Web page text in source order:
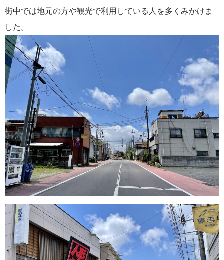
街中では地元の方や観光で利用している人を多くみかけま
した。